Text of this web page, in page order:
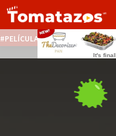
PELÍCULAS STREAMING GRATIS